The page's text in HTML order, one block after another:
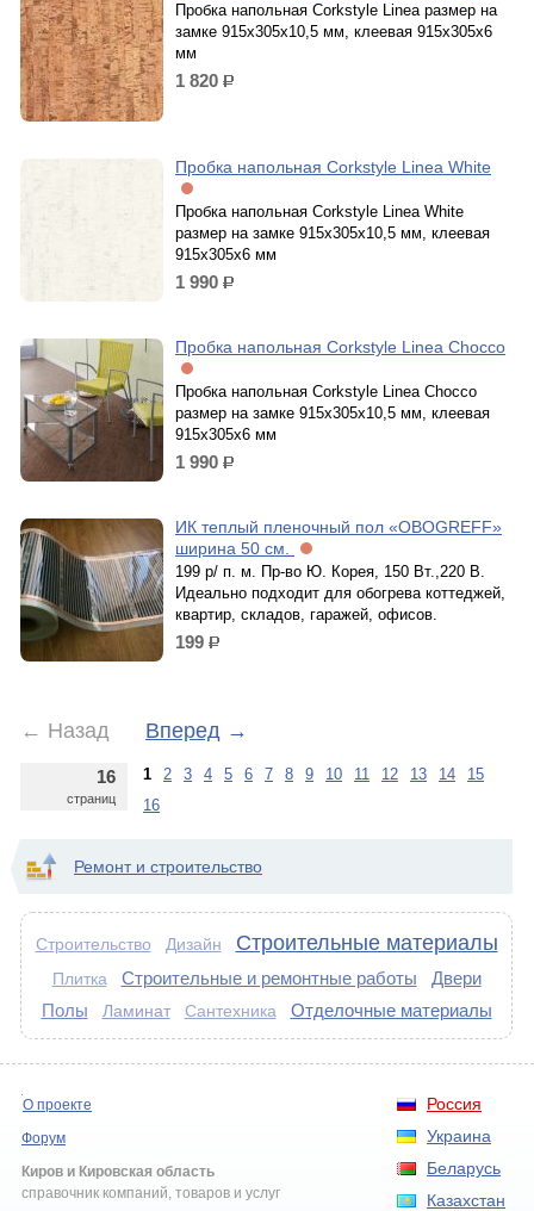
Пробка напольная Corkstyle Linea размер на
замке 915х305х10,5 мм, клеевая 915х305х6
мм
1 820 р.
Пробка напольная Corkstyle Linea White
Пробка напольная Corkstyle Linea White
размер на замке 915х305х10,5 мм, клеевая
915х305х6 мм
1 990 р.
Пробка напольная Corkstyle Linea Chocco
Пробка напольная Corkstyle Linea Chocco
размер на замке 915х305х10,5 мм, клеевая
915х305х6 мм
1 990 р.
ИК теплый пленочный пол «OBOGREFF»
ширина 50 см.
199 р/ п. м. Пр-во Ю. Корея, 150 Вт.,220 В.
Идеально подходит для обогрева коттеджей,
квартир, складов, гаражей, офисов.
199 р.
← Назад Вперед →
16
страниц
1 2 3 4 5 6 7 8 9 10 11 12 13 14
15
16
Ремонт и строительство
Строительство Дизайн Строительные материалы
Плитка Строительные и ремонтные работы
Двери
Полы
Ламинат Сантехника Отделочные материалы
Россия
Украина
Беларусь
Казахстан
О проекте
Форум
Киров и Кировская область
справочник компаний, товаров и услуг